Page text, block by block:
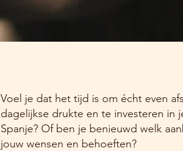
Voel je dat het tijd is om écht even
dagelijkse drukte en te investeren in
Spanje? Of ben je benieuwd welk
jouw wensen en behoeften?